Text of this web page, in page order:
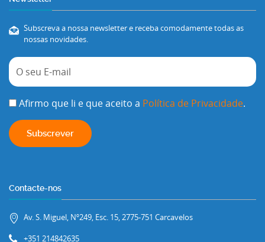
Subscreva a nossa newsletter e receba comodamente todas as
nossas novidades.
Afirmo que li e que aceito a Política de Privacidade.
Contacte-nos
Av. S. Miguel, Nº249, Esc. 15, 2775-751 Carcavelos
+351 214842635